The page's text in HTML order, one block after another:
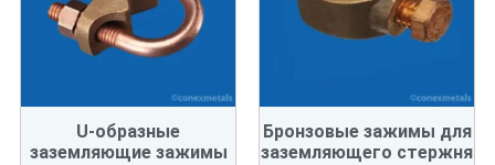
U-образные
заземляющие зажимы
Бронзовые зажимы для
заземляющего стержня